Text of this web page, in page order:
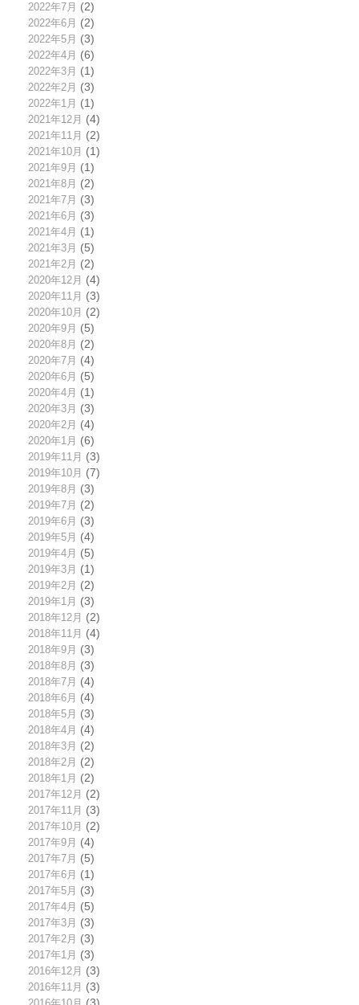
2022年7月 (2)
2022年6月 (2)
2022年5月 (3)
2022年4月 (6)
2022年3月 (1)
2022年2月 (3)
2022年1月 (1)
2021年12月 (4)
2021年11月 (2)
2021年10月 (1)
2021年9月 (1)
2021年8月 (2)
2021年7月 (3)
2021年6月 (3)
2021年4月 (1)
2021年3月 (5)
2021年2月 (2)
2020年12月 (4)
2020年11月 (3)
2020年10月 (2)
2020年9月 (5)
2020年8月 (2)
2020年7月 (4)
2020年6月 (5)
2020年4月 (1)
2020年3月 (3)
2020年2月 (4)
2020年1月 (6)
2019年11月 (3)
2019年10月 (7)
2019年8月 (3)
2019年7月 (2)
2019年6月 (3)
2019年5月 (4)
2019年4月 (5)
2019年3月 (1)
2019年2月 (2)
2019年1月 (3)
2018年12月 (2)
2018年11月 (4)
2018年9月 (3)
2018年8月 (3)
2018年7月 (4)
2018年6月 (4)
2018年5月 (3)
2018年4月 (4)
2018年3月 (2)
2018年2月 (2)
2018年1月 (2)
2017年12月 (2)
2017年11月 (3)
2017年10月 (2)
2017年9月 (4)
2017年7月 (5)
2017年6月 (1)
2017年5月 (3)
2017年4月 (5)
2017年3月 (3)
2017年2月 (3)
2017年1月 (3)
2016年12月 (3)
2016年11月 (3)